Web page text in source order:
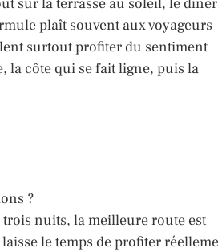
plaît souvent aux voyageurs
surtout profiter du sentiment
la côte qui se fait ligne, puis la
?
nuits, la meilleure route est
le temps de profiter